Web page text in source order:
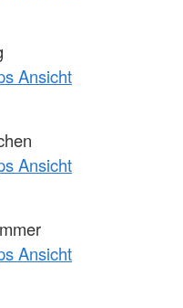
Ansicht
Ansicht
Ansicht